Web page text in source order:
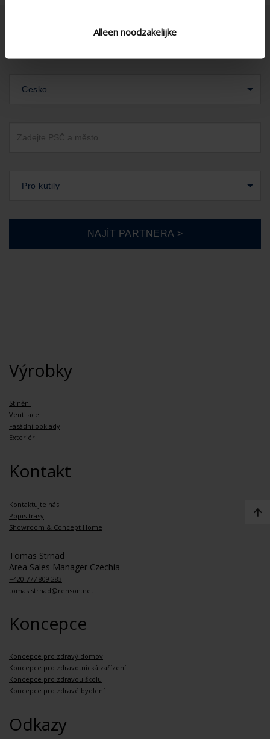
Alleen noodzakelijke
Cesko
Pro kutily
Výrobky
Stínění
Ventilace
Fasádní obklady
Exteriér
Kontakt
Kontaktujte nás
Popis trasy
Showroom & Concept Home
Tomas Strnad
Area Sales Manager Czechia
+420 777 809 283
tomas.strnad@renson.net
Koncepce
Koncepce pro zdravý domov
Koncepce pro zdravotnická zařízení
Koncepce pro zdravou školu
Koncepce pro zdravé bydlení
Odkazy